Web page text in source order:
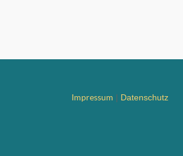
Impressum | Datenschutz